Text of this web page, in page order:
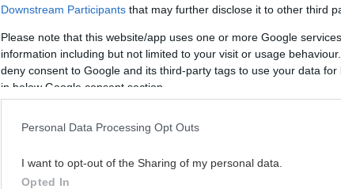
Downstream Participants that may further disclose it to other third
Please note that this website/app uses one or more Google
information including but not limited to your visit or usage
deny consent to Google and its third-party tags to use your data
in below Google consent section.
Personal Data Processing Opt Outs
I want to opt-out of the Sharing of my personal data.
Opted In